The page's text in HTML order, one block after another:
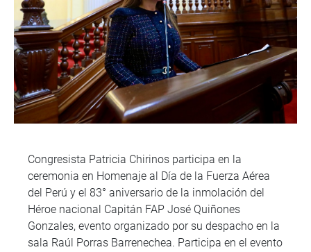
Congresista Patricia Chirinos participa en la
ceremonia en Homenaje al Día de la Fuerza Aérea
del Perú y el 83° aniversario de la inmolación del
Héroe nacional Capitán FAP José Quiñones
Gonzales, evento organizado por su despacho en la
sala Raúl Porras Barrenechea. Participa en el evento